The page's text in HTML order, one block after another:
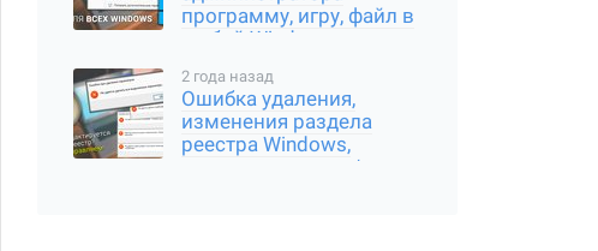
программу, игру, файл в
любой Windows
2 года назад
Ошибка удаления,
изменения раздела
реестра Windows,
переименования /